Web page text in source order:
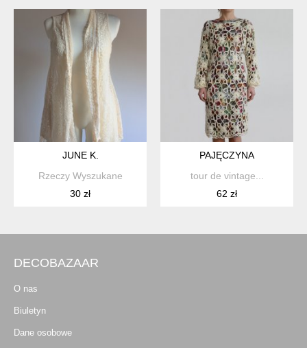
JUNE K.
Rzeczy Wyszukane
30 zł
PAJĘCZYNA
tour de vintage...
62 zł
DECOBAZAAR
O nas
Biuletyn
Dane osobowe